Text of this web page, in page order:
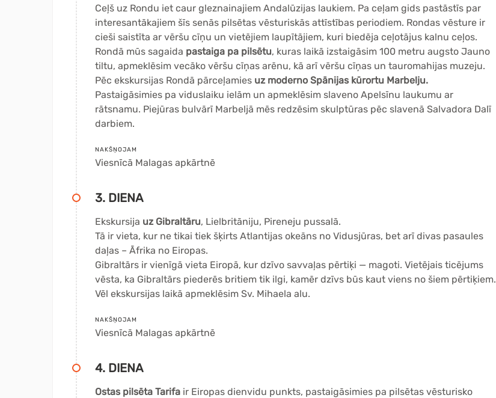
Ceļš uz Rondu iet caur gleznainajiem Andalūzijas laukiem. Pa ceļam gids pastāstīs par
interesantākajiem šīs senās pilsētas vēsturiskās attīstības periodiem. Rondas vēsture ir
cieši saistīta ar vēršu cīņu un vietējiem laupītājiem, kuri biedēja ceļotājus kalnu ceļos.
Rondā mūs sagaida pastaiga pa pilsētu, kuras laikā izstaigāsim 100 metru augsto Jauno
tiltu, apmeklēsim vecāko vēršu cīņas arēnu, kā arī vēršu cīņas un tauromahijas muzeju.
Pēc ekskursijas Rondā pārceļamies uz moderno Spānijas kūrortu Marbelju.
Pastaigāsimies pa viduslaiku ielām un apmeklēsim slaveno Apelsīnu laukumu ar
rātsnamu. Piejūras bulvārī Marbeljā mēs redzēsim skulptūras pēc slavenā Salvadora Dalī
darbiem.
NAKŠŅOJAM
Viesnīcā Malagas apkārtnē
3. DIENA
Ekskursija uz Gibraltāru, Lielbritāniju, Pireneju pussalā.
Tā ir vieta, kur ne tikai tiek šķirts Atlantijas okeāns no Vidusjūras, bet arī divas pasaules
daļas – Āfrika no Eiropas.
Gibraltārs ir vienīgā vieta Eiropā, kur dzīvo savvaļas pērtiķi — magoti. Vietējais ticējums
vēsta, ka Gibraltārs piederēs britiem tik ilgi, kamēr dzīvs būs kaut viens no šiem pērtiķiem.
Vēl ekskursijas laikā apmeklēsim Sv. Mihaela alu.
NAKŠŅOJAM
Viesnīcā Malagas apkārtnē
4. DIENA
Ostas pilsēta Tarifa ir Eiropas dienvidu punkts, pastaigāsimies pa pilsētas vēsturisko